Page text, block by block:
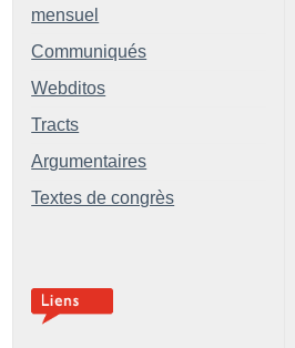
mensuel
Communiqués
Webditos
Tracts
Argumentaires
Textes de congrès